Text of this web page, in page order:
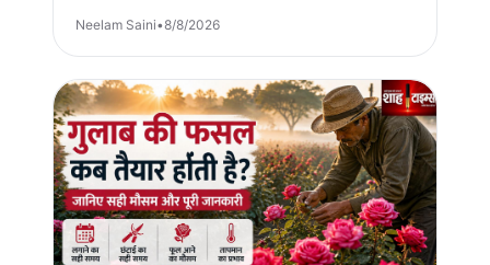
Neelam Saini•8/8/2026